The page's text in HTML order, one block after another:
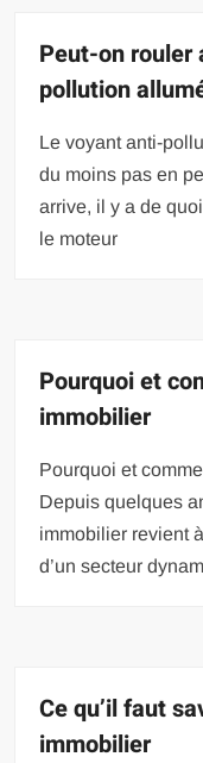
Peut-on rouler
pollution
Le voyant anti-
du moins pas en
arrive, il y a de
le moteur
Pourquoi et
immobilier
Pourquoi et
Depuis quelques
immobilier revient
d’un secteur
Ce qu’il faut
immobilier